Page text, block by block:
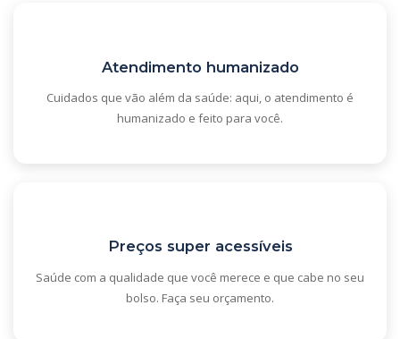
Atendimento humanizado
Cuidados que vão além da saúde: aqui, o atendimento é
humanizado e feito para você.
Preços super acessíveis
Saúde com a qualidade que você merece e que cabe no seu
bolso. Faça seu orçamento.